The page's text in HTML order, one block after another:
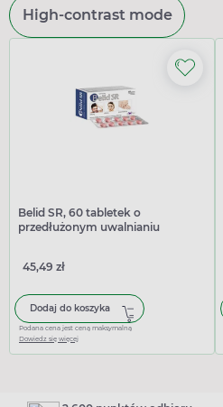
High-contrast mode
Belid SR, 60 tabletek o
przedłużonym uwalnianiu
45,49 zł
Dodaj do koszyka
Podana cena jest ceną maksymalną
Dowiedz się więcej